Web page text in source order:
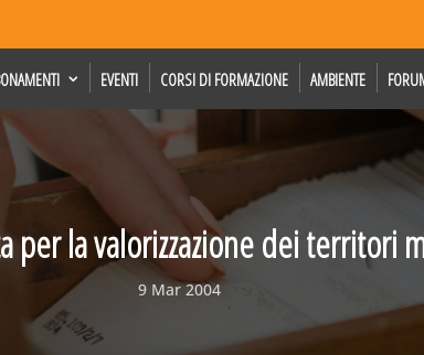
EVENTI CORSI DI FORMAZIONE AMBIENTE
per la valorizzazione dei territori
9 Mar 2004